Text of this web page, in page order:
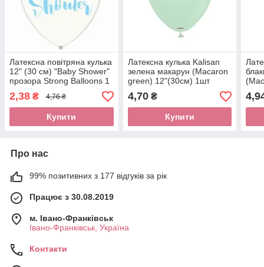
Латексна повітряна кулька
12" (30 см) "Baby Shower"
прозора Strong Balloons 1
шт
2,38 ₴ 4,76 ₴
Купити
Латексна кулька Kalisan
зелена макарун (Macaron
green) 12"(30см) 1шт
4,70₴
Купити
1шт
Про нас
99% позитивних з 177 відгуків за рік
Працює з 30.08.2019
м. Івано-Франківськ
Івано-Франківськ, Україна
Контакти